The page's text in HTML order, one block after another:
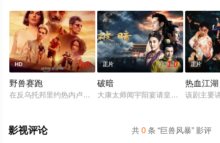
HD 5.0
野兽赛跑
在反乌托邦里约热内卢废墟中，城市被阶级斗争撕裂，人们沉迷
正片 1.0
破暗
大康太师闻宇阳宴请皇上义子神策府
正片
热血江湖
该剧主要
共0 条 “巨兽风暴” 影评
影视评论